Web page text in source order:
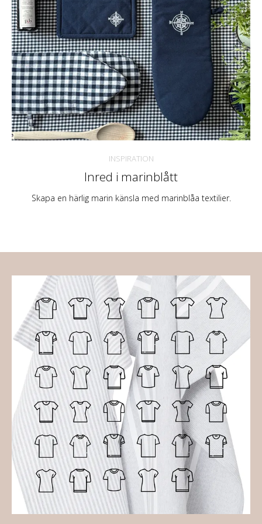
INSPIRATION
Inred i marinblått
Skapa en härlig marin känsla med marinblåa textilier.